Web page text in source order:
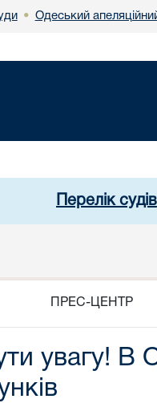
• Одеський
Перелік
ПРЕС-ЦЕНТР
увагу! В